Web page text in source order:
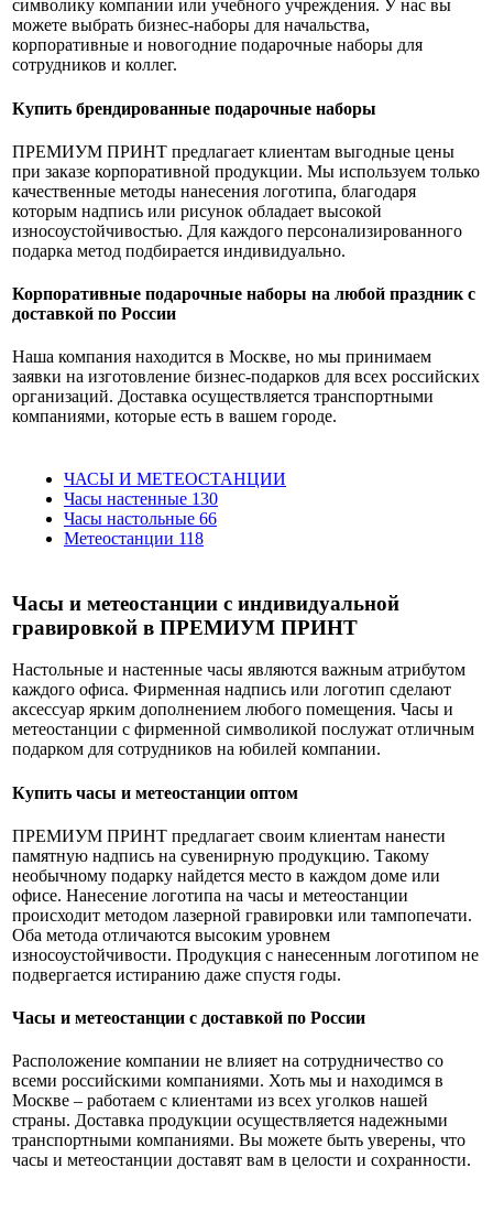
символику компании или учебного учреждения. У нас вы
можете выбрать бизнес-наборы для начальства,
корпоративные и новогодние подарочные наборы для
сотрудников и коллег.
Купить брендированные подарочные наборы
ПРЕМИУМ ПРИНТ предлагает клиентам выгодные цены
при заказе корпоративной продукции. Мы используем только
качественные методы нанесения логотипа, благодаря
которым надпись или рисунок обладает высокой
износоустойчивостью. Для каждого персонализированного
подарка метод подбирается индивидуально.
Корпоративные подарочные наборы на любой праздник с
доставкой по России
Наша компания находится в Москве, но мы принимаем
заявки на изготовление бизнес-подарков для всех российских
организаций. Доставка осуществляется транспортными
компаниями, которые есть в вашем городе.
ЧАСЫ И МЕТЕОСТАНЦИИ
Часы настенные 130
Часы настольные 66
Метеостанции 118
Часы и метеостанции с индивидуальной
гравировкой в ПРЕМИУМ ПРИНТ
Настольные и настенные часы являются важным атрибутом
каждого офиса. Фирменная надпись или логотип сделают
аксессуар ярким дополнением любого помещения. Часы и
метеостанции с фирменной символикой послужат отличным
подарком для сотрудников на юбилей компании.
Купить часы и метеостанции оптом
ПРЕМИУМ ПРИНТ предлагает своим клиентам нанести
памятную надпись на сувенирную продукцию. Такому
необычному подарку найдется место в каждом доме или
офисе. Нанесение логотипа на часы и метеостанции
происходит методом лазерной гравировки или тампопечати.
Оба метода отличаются высоким уровнем
износоустойчивости. Продукция с нанесенным логотипом не
подвергается истиранию даже спустя годы.
Часы и метеостанции с доставкой по России
Расположение компании не влияет на сотрудничество со
всеми российскими компаниями. Хоть мы и находимся в
Москве – работаем с клиентами из всех уголков нашей
страны. Доставка продукции осуществляется надежными
транспортными компаниями. Вы можете быть уверены, что
часы и метеостанции доставят вам в целости и сохранности.